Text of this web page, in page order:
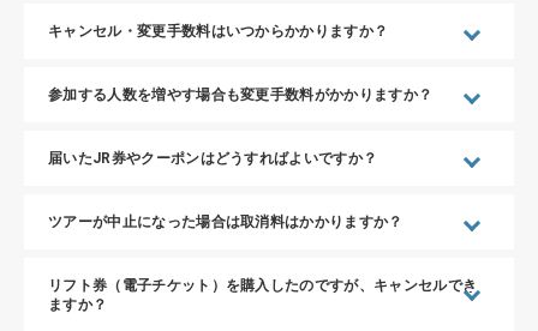
キャンセル・変更手数料はいつからかかりますか？
参加する人数を増やす場合も変更手数料がかかりますか？
届いたJR券やクーポンはどうすればよいですか？
ツアーが中止になった場合は取消料はかかりますか？
リフト券（電子チケット）を購入したのですが、キャンセルでき
ますか？